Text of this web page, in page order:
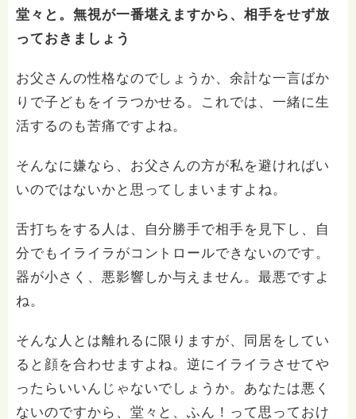
堂々と。無視が一番堪えますから、相手をせず放
っておきましょう
お父さんの性格なのでしょうか、余計な一言ばか
りで子どもをイラつかせる。これでは、一緒に生
活するのも苦痛ですよね。
そんなに嫌なら、お父さんの方が私を避ければい
いのではないかと思ってしまいますよね。
舌打ちをする人は、自分勝手で相手を見下し、自
分でもイライラがコントロールできないのです。
器が小さく、悪影響しか与えません。最悪ですよ
ね。
そんな人とは離れるに限りますが、同居をしてい
ると顔を合わせますよね。逆にイライラさせてや
ったらいいんじゃないでしょうか。あなたは悪く
ないのですから、堂々と、ふん！って思っておけ